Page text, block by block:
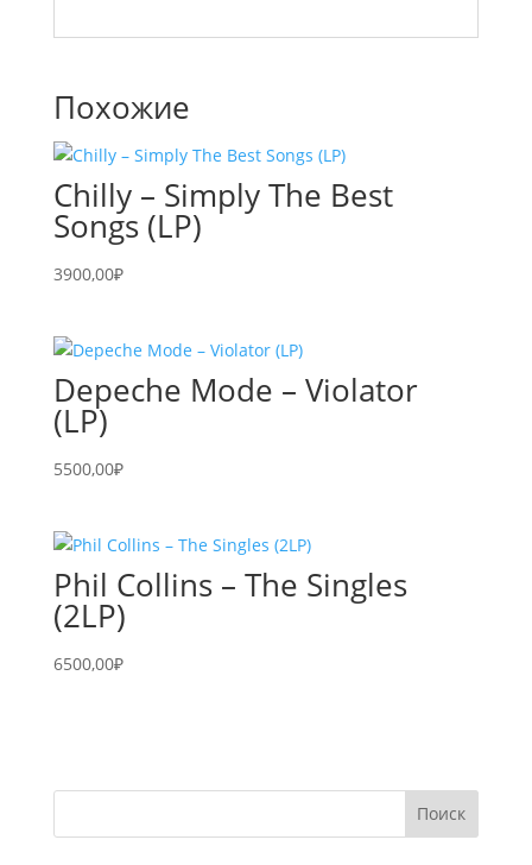
Похожие
Chilly – Simply The Best
Songs (LP)
3900,00₽
Depeche Mode – Violator
(LP)
5500,00₽
Phil Collins – The Singles
(2LP)
6500,00₽